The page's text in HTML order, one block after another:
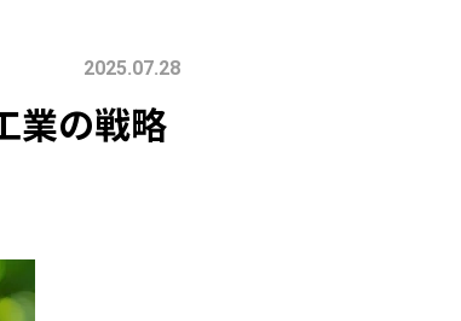
2025.07.28
業の戦略